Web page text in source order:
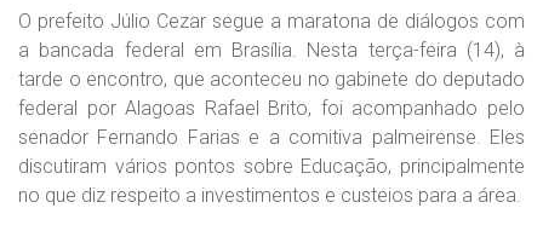
O prefeito Júlio Cezar segue a maratona de diálogos com
a bancada federal em Brasília. Nesta terça-feira (14), à
tarde o encontro, que aconteceu no gabinete do deputado
federal por Alagoas Rafael Brito, foi acompanhado pelo
senador Fernando Farias e a comitiva palmeirense. Eles
discutiram vários pontos sobre Educação, principalmente
no que diz respeito a investimentos e custeios para a área.